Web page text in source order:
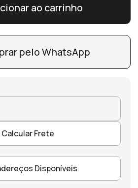
ao carrinho
pelo WhatsApp
Calcular Frete
Disponíveis